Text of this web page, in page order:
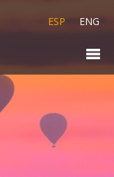
ESP ENG